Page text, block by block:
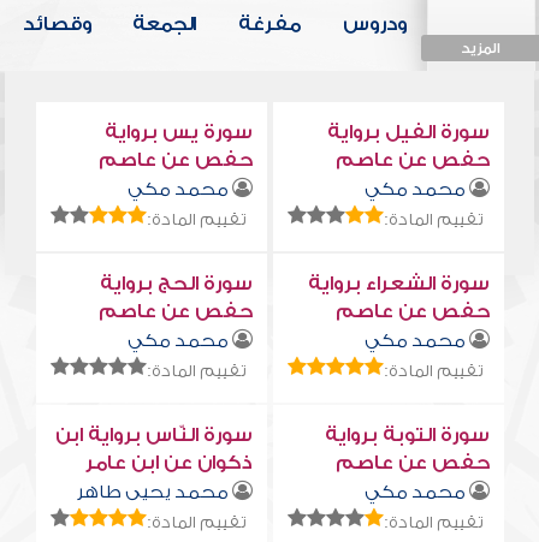
المزيد
ودروس
مفرغة
الجمعة
وقصائد
سورة الفيل برواية
حفص عن عاصم
محمد مكي
تقييم المادة:
سورة يس برواية
حفص عن عاصم
محمد مكي
تقييم المادة:
سورة الشعراء برواية
حفص عن عاصم
محمد مكي
تقييم المادة:
سورة الحج برواية
حفص عن عاصم
محمد مكي
تقييم المادة:
سورة التوبة برواية
حفص عن عاصم
محمد مكي
تقييم المادة:
سورة النّاس برواية ابن
ذكوان عن ابن عامر
محمد يحيى طاهر
تقييم المادة: